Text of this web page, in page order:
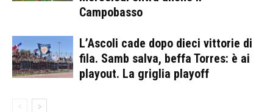
Campobasso
L’Ascoli cade dopo dieci vittorie di
fila. Samb salva, beffa Torres: è ai
playout. La griglia playoff